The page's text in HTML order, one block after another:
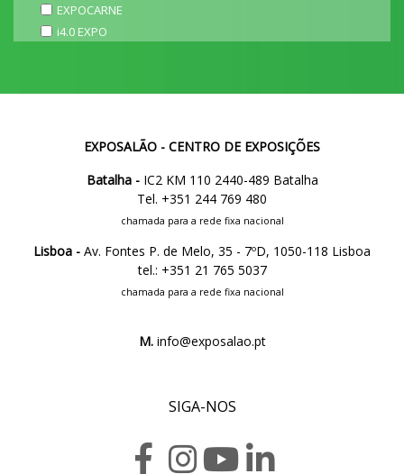
EXPOCARNE
i4.0 EXPO
EXPOSALÃO - CENTRO DE EXPOSIÇÕES
Batalha -IC2 KM 110 2440-489 Batalha
Tel. +351 244 769 480
chamada para a rede fixa nacional
Lisboa - Av. Fontes P. de Melo, 35 - 7ºD, 1050-118 Lisboa
tel.: +351 21 765 5037
chamada para a rede fixa nacional
M.info@exposalao.pt
SIGA-NOS